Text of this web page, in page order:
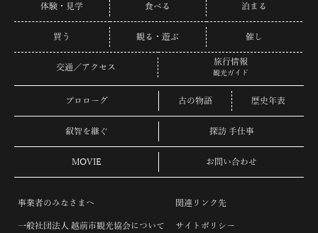
体験・見学 食べる 泊まる
買う 観る・遊ぶ 催し
交通／アクセス
旅行情報
観光ガイド
プロローグ 古の物語 歴史年表
叡智を継ぐ 探訪 手仕事
MOVIE お問い合わせ
事業者のみなさまへ
一般社団法人 越前市観光協会について
関連リンク先
サイトポリシー